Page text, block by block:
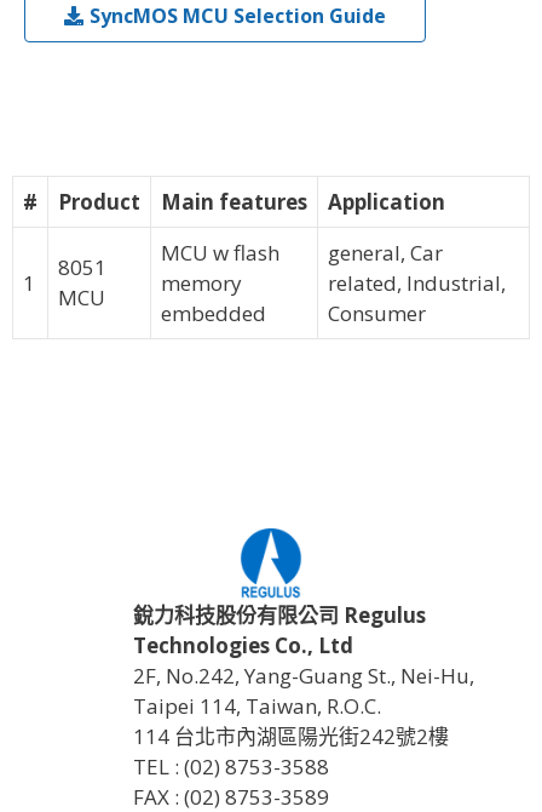
SyncMOS MCU Selection Guide
# Product Main features Application
1
8051
MCU
MCU w flash
memory
embedded
general, Car
related, Industrial,
Consumer
銳力科技股份有限公司 Regulus
Technologies Co., Ltd
2F, No.242, Yang-Guang St., Nei-Hu,
Taipei 114, Taiwan, R.O.C.
114 台北市內湖區陽光街242號2樓
TEL : (02) 8753-3588
FAX : (02) 8753-3589